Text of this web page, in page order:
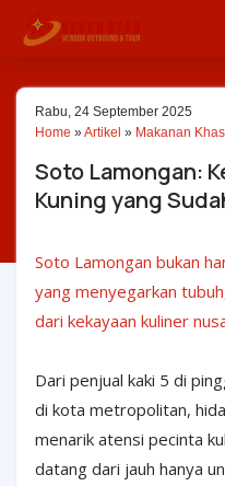
Rabu, 24 September 2025
Home »Artikel » Makanan
Soto Lamongan:
Kuning yang
Soto Lamongan bukan
yang menyegarkan
dari kekayaan kuliner
Dari penjual kaki 5 di
di kota metropolitan,
menarik atensi pecinta
datang dari jauh hanya